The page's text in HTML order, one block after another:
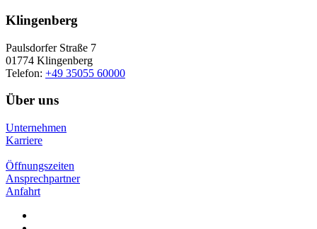
Klingenberg
Paulsdorfer Straße 7
01774 Klingenberg
Telefon: +49 35055 60000
Über uns
Unternehmen
Karriere
Öffnungszeiten
Ansprechpartner
Anfahrt